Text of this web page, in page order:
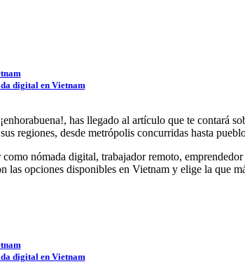
digital en Vietnam
has llegado al artículo que te contará
regiones, desde metrópolis concurridas hasta
nómada digital, trabajador remoto,
opciones disponibles en Vietnam y elige la que
digital en Vietnam